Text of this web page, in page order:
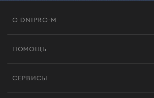
О DNIPRO-M
ПОМОЩЬ
СЕРВИСЫ